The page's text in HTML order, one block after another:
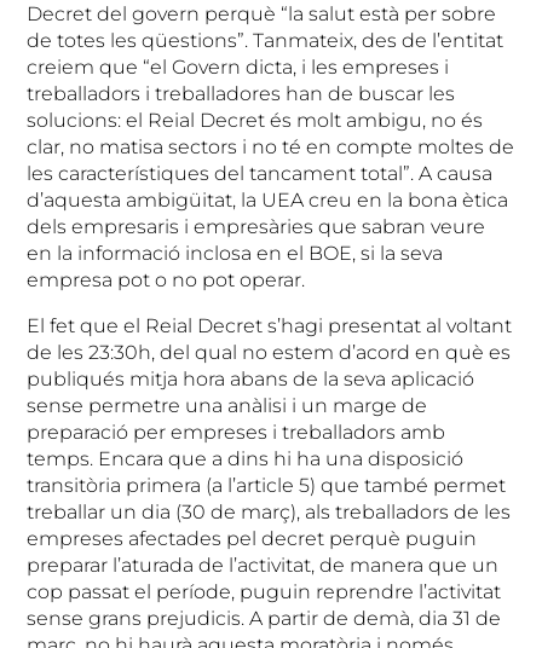
Decret del govern perquè “la salut està per sobre
de totes les qüestions”. Tanmateix, des de l’entitat
creiem que “el Govern dicta, i les empreses i
treballadors i treballadores han de buscar les
solucions: el Reial Decret és molt ambigu, no és
clar, no matisa sectors i no té en compte moltes de
les característiques del tancament total”. A causa
d’aquesta ambigüitat, la UEA creu en la bona ètica
dels empresaris i empresàries que sabran veure
en la informació inclosa en el BOE, si la seva
empresa pot o no pot operar.
El fet que el Reial Decret s’hagi presentat al voltant
de les 23:30h, del qual no estem d’acord en què es
publiqués mitja hora abans de la seva aplicació
sense permetre una anàlisi i un marge de
preparació per empreses i treballadors amb
temps. Encara que a dins hi ha una disposició
transitòria primera (a l’article 5) que també permet
treballar un dia (30 de març), als treballadors de les
empreses afectades pel decret perquè puguin
preparar l’aturada de l’activitat, de manera que un
cop passat el període, puguin reprendre l’activitat
sense grans prejudicis. A partir de demà, dia 31 de